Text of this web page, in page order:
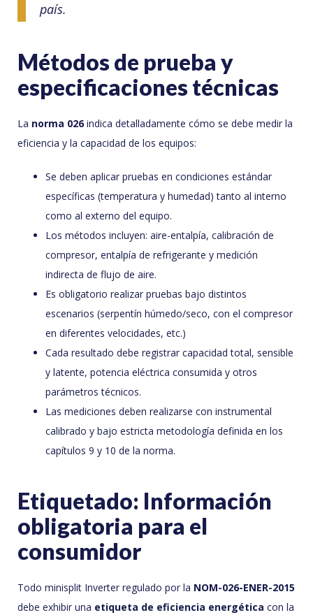
país.
Métodos de prueba y
especificaciones técnicas
La norma 026 indica detalladamente cómo se debe medir la
eficiencia y la capacidad de los equipos:
Se deben aplicar pruebas en condiciones estándar
específicas (temperatura y humedad) tanto al interno
como al externo del equipo.
Los métodos incluyen: aire-entalpía, calibración de
compresor, entalpía de refrigerante y medición
indirecta de flujo de aire.
Es obligatorio realizar pruebas bajo distintos
escenarios (serpentín húmedo/seco, con el compresor
en diferentes velocidades, etc.)
Cada resultado debe registrar capacidad total, sensible
y latente, potencia eléctrica consumida y otros
parámetros técnicos.
Las mediciones deben realizarse con instrumental
calibrado y bajo estricta metodología definida en los
capítulos 9 y 10 de la norma.
Etiquetado: Información
obligatoria para el
consumidor
Todo minisplit Inverter regulado por la NOM-026-ENER-2015
debe exhibir una etiqueta de eficiencia energética con la